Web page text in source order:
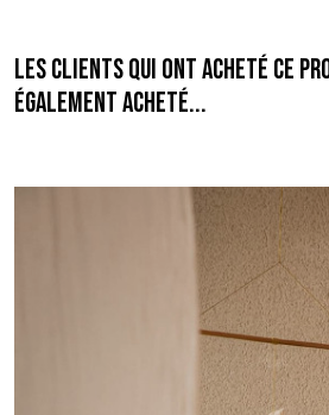
Les clients qui ont acheté ce
également acheté...